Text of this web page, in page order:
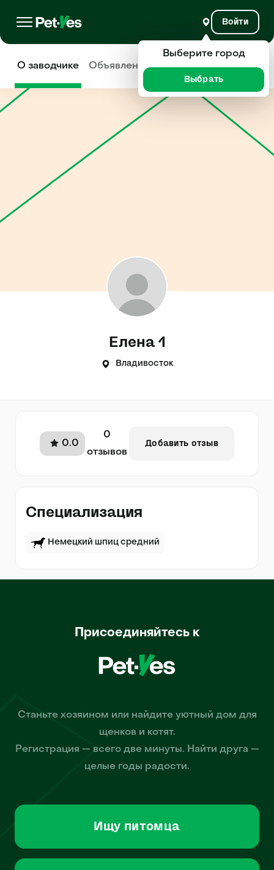
Войти
О заводчике Объявления Отзывы
Елена 1
Владивосток
0.0
0
отзывов
Добавить отзыв
Специализация
Немецкий шпиц средний
Присоединяйтесь к
Станьте хозяином или найдите уютный дом для
щенков и котят.
Регистрация — всего две минуты. Найти друга —
целые годы радости.
Ищу питомца
Выберите город
Выбрать